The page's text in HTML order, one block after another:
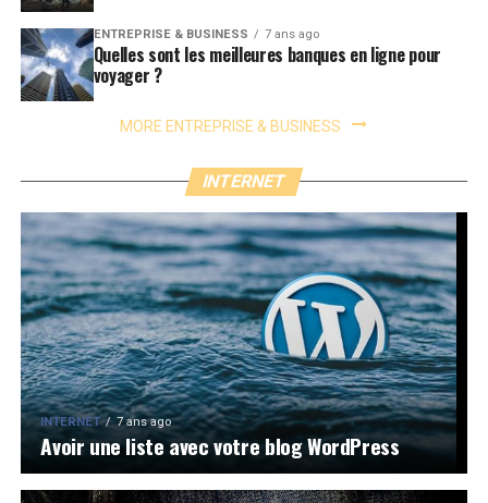
ENTREPRISE & BUSINESS 7 ans ago
Quelles sont les meilleures banques en ligne pour
voyager ?
MORE ENTREPRISE & BUSINESS
INTERNET
INTERNET 7 ans ago
Avoir une liste avec votre blog WordPress